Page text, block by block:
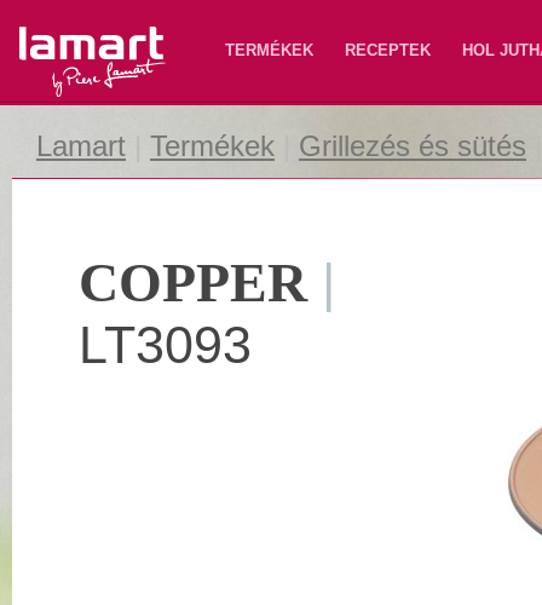
Lamart TERMÉKEK RECEPTEK HOL
Lamart Termékek Grillezés és sütés
COPPER|
LT3093